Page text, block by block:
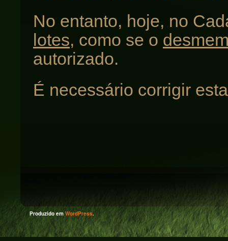
No entanto, hoje, no
lotes, como se o
autorizado.
É necessário corrigir
Produzido em WordPress.